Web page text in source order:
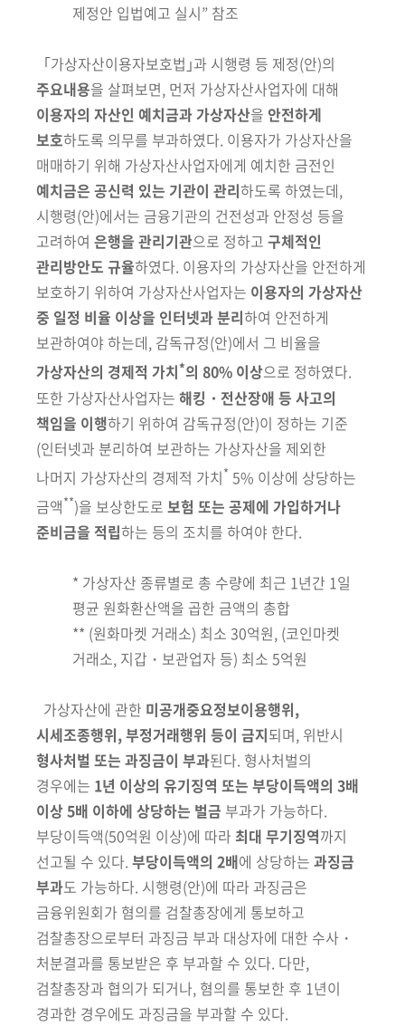
제정안 입법예고 실시” 참조
｢가상자산이용자보호법｣과 시행령 등 제정(안)의
주요내용을 살펴보면, 먼저 가상자산사업자에 대해
이용자의 자산인 예치금과 가상자산을 안전하게
보호하도록 의무를 부과하였다. 이용자가 가상자산을
매매하기 위해 가상자산사업자에게 예치한 금전인
예치금은 공신력 있는 기관이 관리하도록 하였는데,
시행령(안)에서는 금융기관의 건전성과 안정성 등을
고려하여 은행을 관리기관으로 정하고 구체적인
관리방안도 규율하였다. 이용자의 가상자산을 안전하게
보호하기 위하여 가상자산사업자는 이용자의 가상자산
중 일정 비율 이상을 인터넷과 분리하여 안전하게
보관하여야 하는데, 감독규정(안)에서 그 비율을
가상자산의 경제적 가치*의 80% 이상으로 정하였다.
또한 가상자산사업자는 해킹・전산장애 등 사고의
책임을 이행하기 위하여 감독규정(안)이 정하는 기준
(인터넷과 분리하여 보관하는 가상자산을 제외한
나머지 가상자산의 경제적 가치* 5% 이상에 상당하는
금액**)을 보상한도로 보험 또는 공제에 가입하거나
준비금을 적립하는 등의 조치를 하여야 한다.
* 가상자산 종류별로 총 수량에 최근 1년간 1일
평균 원화환산액을 곱한 금액의 총합
** (원화마켓 거래소) 최소 30억원, (코인마켓
거래소, 지갑・보관업자 등) 최소 5억원
가상자산에 관한 미공개중요정보이용행위,
시세조종행위, 부정거래행위 등이 금지되며, 위반시
형사처벌 또는 과징금이 부과된다. 형사처벌의
경우에는 1년 이상의 유기징역 또는 부당이득액의 3배
이상 5배 이하에 상당하는 벌금 부과가 가능하다.
부당이득액(50억원 이상)에 따라 최대 무기징역까지
선고될 수 있다. 부당이득액의 2배에 상당하는 과징금
부과도 가능하다. 시행령(안)에 따라 과징금은
금융위원회가 혐의를 검찰총장에게 통보하고
검찰총장으로부터 과징금 부과 대상자에 대한 수사・
처분결과를 통보받은 후 부과할 수 있다. 다만,
검찰총장과 협의가 되거나, 혐의를 통보한 후 1년이
경과한 경우에도 과징금을 부과할 수 있다.